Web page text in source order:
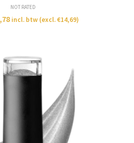
NOT RATED
incl. btw (excl.€14,69)